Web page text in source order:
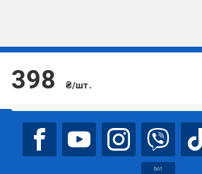
398 ₴/шт.
Підписуйтесь, щоб дізнаватись першим
bot